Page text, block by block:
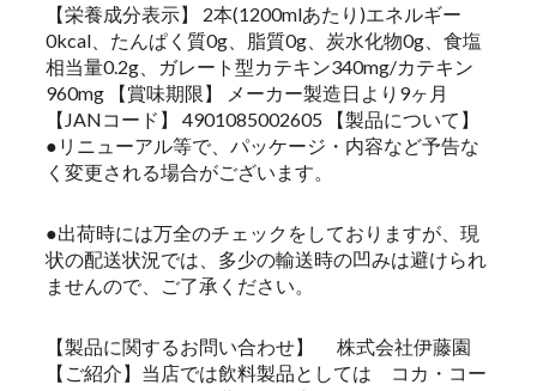
【栄養成分表示】 2本(1200mlあたり)エネルギー
0kcal、たんぱく質0g、脂質0g、炭水化物0g、食塩
相当量0.2g、ガレート型カテキン340mg/カテキン
960mg 【賞味期限】 メーカー製造日より9ヶ月
【JANコード】 4901085002605 【製品について】
●リニューアル等で、パッケージ・内容など予告な
く変更される場合がございます。
●出荷時には万全のチェックをしておりますが、現
状の配送状況では、多少の輸送時の凹みは避けられ
ませんので、ご了承ください。
【製品に関するお問い合わせ】 株式会社伊藤園
【ご紹介】当店では飲料製品としては コカ・コー